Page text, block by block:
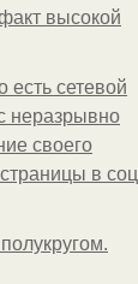
высокой
есть сетевой
неразрывно
своего
в соц